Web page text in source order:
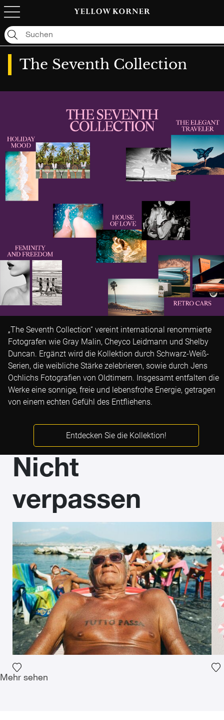
Leider ergab Ihre Suche kein Treffer.: "null"
The Seventh Collection
„The Seventh Collection“ vereint international renommierte
Fotografen wie Gray Malin, Cheyco Leidmann und Shelby
Duncan. Ergänzt wird die Kollektion durch Schwarz-Weiß-
Serien, die weibliche Stärke zelebrieren, sowie durch Jens
Ochlichs Fotografien von Oldtimern. Insgesamt entfalten die
Werke eine sonnige, freie und lebensfrohe Energie, getragen
von einem echten Gefühl des Entfliehens.
Entdecken Sie die Kollektion!
Nicht
verpassen
Fügen Sie das Foto meiner Wunschliste hinzu
Mehr sehen